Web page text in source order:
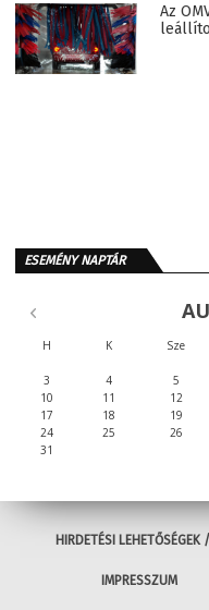
Az
ESEMÉNY NAPTÁR
H K Sze
3
4 5
10
11 12
17
18 19
24
25 26
31
HIRDETÉSI
IMPRESSZUM